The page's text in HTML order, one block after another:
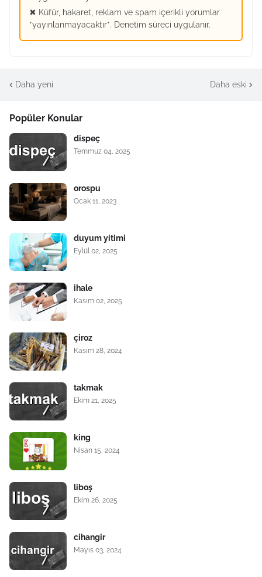
✖ Küfür, hakaret, reklam ve spam içerikli yorumlar
*yayınlanmayacaktır*. Denetim süreci uygulanır.
Daha yeni Daha eski
Popüler Konular
dispeç
Temmuz 04, 2025
orospu
Ocak 11, 2023
duyum yitimi
Eylül 02, 2025
ihale
Kasım 02, 2025
çiroz
Kasım 28, 2024
takmak
Ekim 21, 2025
king
Nisan 15, 2024
liboş
Ekim 26, 2025
cihangir
Mayıs 03, 2024